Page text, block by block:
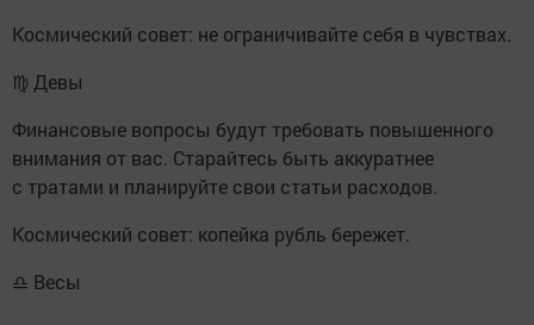
Космический совет: не ограничивайте себя в чувствах.
♍ Девы
Финансовые вопросы будут требовать повышенного
внимания от вас. Старайтесь быть аккуратнее
с тратами и планируйте свои статьи расходов.
Космический совет: копейка рубль бережет.
♎ Весы